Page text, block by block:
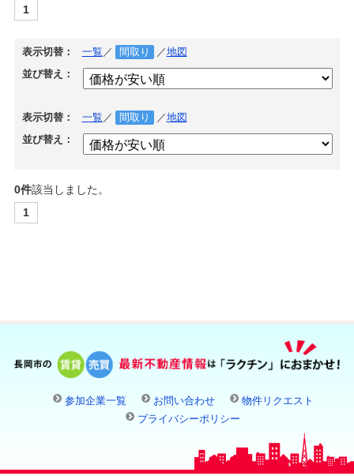
1
表示切替： 一覧 ／ 間取り ／地図
並び替え：
表示切替： 一覧 ／ 間取り ／地図
並び替え：
0件該当しました。
1
参加企業一覧 お問い合わせ
物件リクエスト
プライバシーポリシー